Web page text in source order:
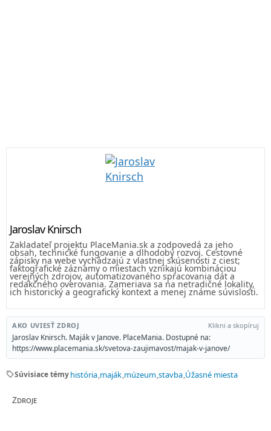
Jaroslav Knirsch
Zakladateľ projektu PlaceMania.sk a zodpovedá za jeho
obsah, technické fungovanie a dlhodobý rozvoj. Cestovné
zápisky na webe vychádzajú z vlastnej skúsenosti z ciest;
faktografické záznamy o miestach vznikajú kombináciou
verejných zdrojov, automatizovaného spracovania dát a
redakčného overovania. Zameriava sa na netradičné lokality,
ich historický a geografický kontext a menej známe súvislosti.
AKO UVIESŤ ZDROJ Klikni a skopíruj
Jaroslav Knirsch. Maják v Janove. PlaceMania. Dostupné na:
https://www.placemania.sk/svetova-zaujimavost/majak-v-janove/
sellSúvisiace témyhistória maják múzeum stavba Úžasné miesta
Zdroje